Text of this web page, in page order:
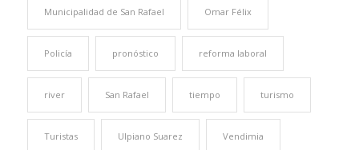
Municipalidad de San Rafael Omar Félix
Policía pronóstico reforma laboral
river San Rafael tiempo turismo
Turistas Ulpiano Suarez Vendimia